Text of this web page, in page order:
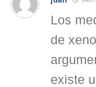
Los
de
existe